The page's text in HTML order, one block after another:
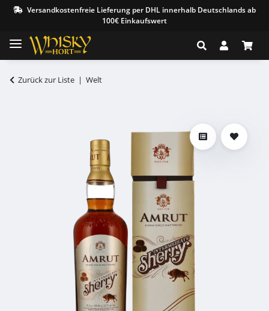
Versandkostenfreie Lieferung per DHL innerhalb Deutschlands ab
100€ Einkaufswert
Zurück zur Liste Welt